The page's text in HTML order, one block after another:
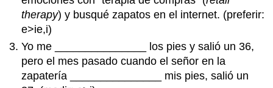
therapy) y busqué zapatos en el internet. (preferir:
e>ie,i)
Yo me _______________ los pies y salió un 36,
pero el mes pasado cuando el señor en la
zapatería _______________ mis pies, salió un